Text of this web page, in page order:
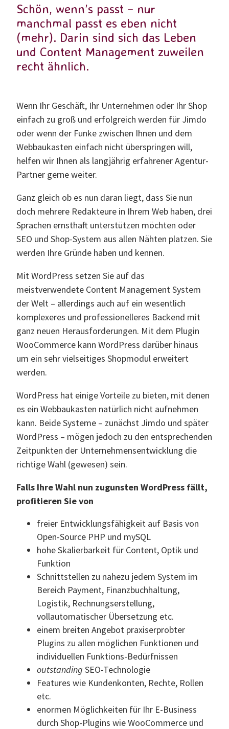
Schön, wenn’s passt – nur
manchmal passt es eben nicht
(mehr). Darin sind sich das Leben
und Content Management zuweilen
recht ähnlich.
Wenn Ihr Geschäft, Ihr Unternehmen oder Ihr Shop
einfach zu groß und erfolgreich werden für Jimdo
oder wenn der Funke zwischen Ihnen und dem
Webbaukasten einfach nicht überspringen will,
helfen wir Ihnen als langjährig erfahrener Agentur-
Partner gerne weiter.
Ganz gleich ob es nun daran liegt, dass Sie nun
doch mehrere Redakteure in Ihrem Web haben, drei
Sprachen ernsthaft unterstützen möchten oder
SEO und Shop-System aus allen Nähten platzen. Sie
werden Ihre Gründe haben und kennen.
Mit WordPress setzen Sie auf das
meistverwendete Content Management System
der Welt – allerdings auch auf ein wesentlich
komplexeres und professionelleres Backend mit
ganz neuen Herausforderungen. Mit dem Plugin
WooCommerce kann WordPress darüber hinaus
um ein sehr vielseitiges Shopmodul erweitert
werden.
WordPress hat einige Vorteile zu bieten, mit denen
es ein Webbaukasten natürlich nicht aufnehmen
kann. Beide Systeme – zunächst Jimdo und später
WordPress – mögen jedoch zu den entsprechenden
Zeitpunkten der Unternehmensentwicklung die
richtige Wahl (gewesen) sein.
Falls Ihre Wahl nun zugunsten WordPress fällt,
profitieren Sie von
freier Entwicklungsfähigkeit auf Basis von
Open-Source PHP und mySQL
hohe Skalierbarkeit für Content, Optik und
Funktion
Schnittstellen zu nahezu jedem System im
Bereich Payment, Finanzbuchhaltung,
Logistik, Rechnungserstellung,
vollautomatischer Übersetzung etc.
einem breiten Angebot praxiserprobter
Plugins zu allen möglichen Funktionen und
individuellen Funktions-Bedürfnissen
outstanding SEO-Technologie
Features wie Kundenkonten, Rechte, Rollen
etc.
enormen Möglichkeiten für Ihr E-Business
durch Shop-Plugins wie WooCommerce und